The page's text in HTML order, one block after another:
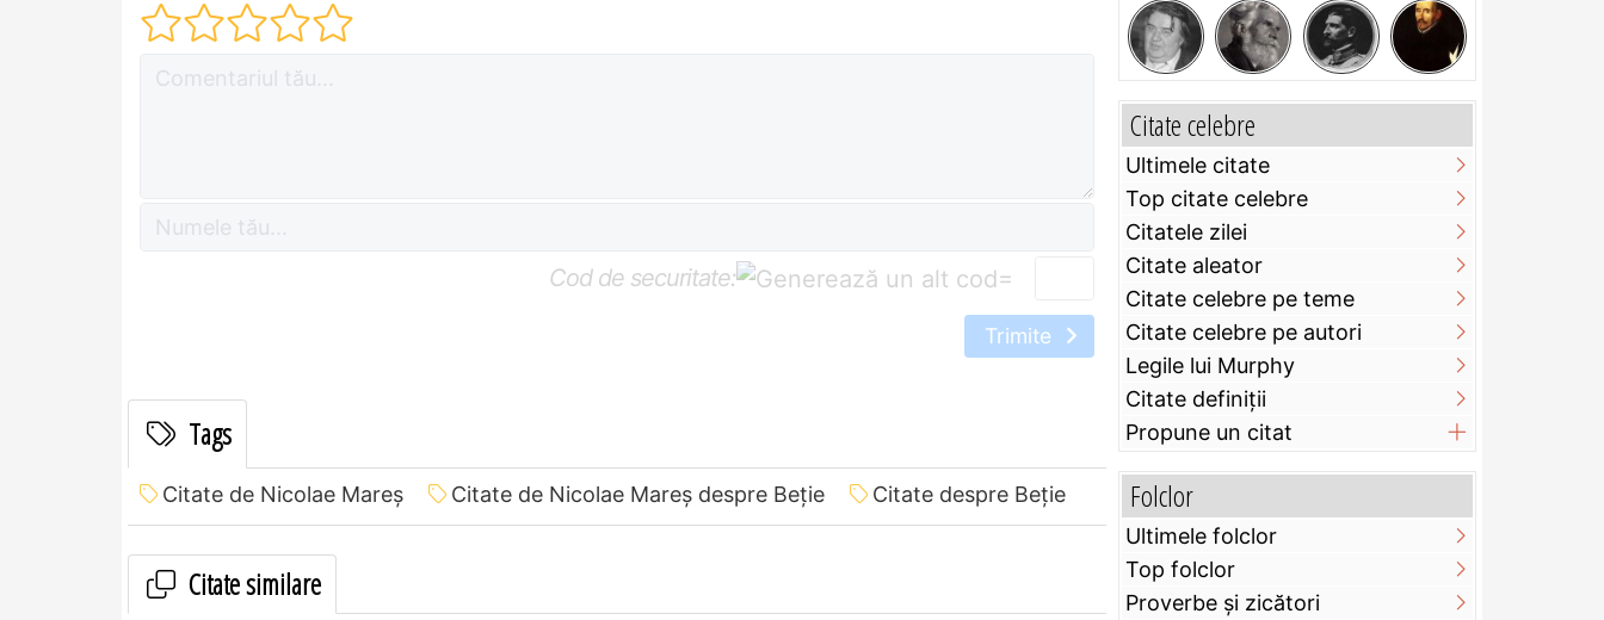
Cod de securitate: =
Trimite
Tags
Citate de Nicolae Mareș Citate de Nicolae Mareș despre Beție Citate despre Beție
Citate similare
Citate celebre
Ultimele citate
Top citate celebre
Citatele zilei
Citate aleator
Citate celebre pe teme
Citate celebre pe autori
Legile lui Murphy
Citate definiţii
Propune un citat
Folclor
Ultimele folclor
Top folclor
Proverbe și zicători